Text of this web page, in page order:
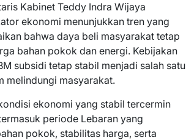
Kabinet Teddy Indra Wijaya
ekonomi menunjukkan tren yang
bahwa daya beli masyarakat tetap
bahan pokok dan energi. Kebijakan
subsidi tetap stabil menjadi salah satu
melindungi masyarakat.
ekonomi yang stabil tercermin
periode Lebaran yang
pokok, stabilitas harga, serta